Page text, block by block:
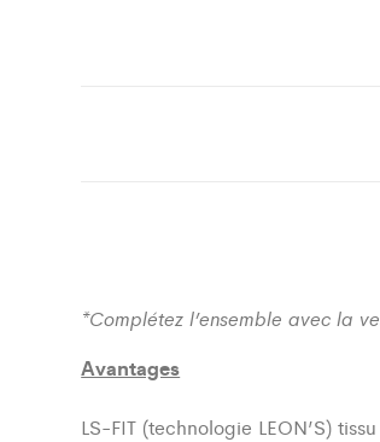
*Complétez l’ensemble avec la
Avantages
LS-FIT (technologie LEON’S)